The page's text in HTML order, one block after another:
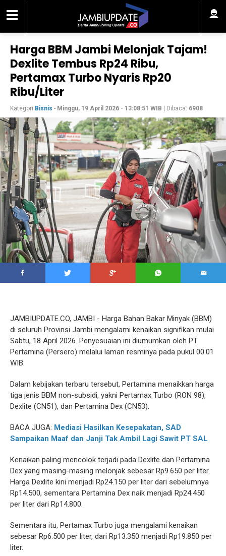
Harga BBM Jambi Melonjak Tajam!
Dexlite Tembus Rp24 Ribu,
Pertamax Turbo Nyaris Rp20
Ribu/Liter
Kategori Bisnis - Minggu, 19 April 2026 - 13:08:51 WIB | Dibaca: 6908
JAMBIUPDATE.CO, JAMBI - Harga Bahan Bakar Minyak (BBM)
di seluruh Provinsi Jambi mengalami kenaikan signifikan mulai
Sabtu, 18 April 2026. Penyesuaian ini diumumkan oleh PT
Pertamina (Persero) melalui laman resminya pada pukul 00.01
WIB.
Dalam kebijakan terbaru tersebut, Pertamina menaikkan harga
tiga jenis BBM non-subsidi, yakni Pertamax Turbo (RON 98),
Dexlite (CN51), dan Pertamina Dex (CN53).
BACA JUGA: Mediasi Hasilkan Kesepakatan, SAD
Sampaikan Maaf dan Janji Tak Ambil Lagi Sawit PT SAL
Kenaikan paling mencolok terjadi pada Dexlite dan Pertamina
Dex yang masing-masing melonjak sebesar Rp9.650 per liter.
Harga Dexlite kini menjadi Rp24.150 per liter dari sebelumnya
Rp14.500, sementara Pertamina Dex naik menjadi Rp24.450
per liter dari Rp14.800.
Sementara itu, Pertamax Turbo juga mengalami kenaikan
sebesar Rp6.500 per liter, dari Rp13.350 menjadi Rp19.850 per
liter.